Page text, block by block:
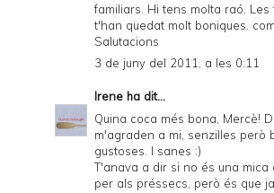
familiars. Hi tens molta raó. Les
t'han quedat molt boniques.
Salutacions
3 de juny del 2011, a les 0:11
Irene ha dit...
Quina coca més bona, Mercè!
m'agraden a mi, senzilles però
gustoses. I sanes :)
T'anava a dir si no és una mica
per als préssecs, però és que